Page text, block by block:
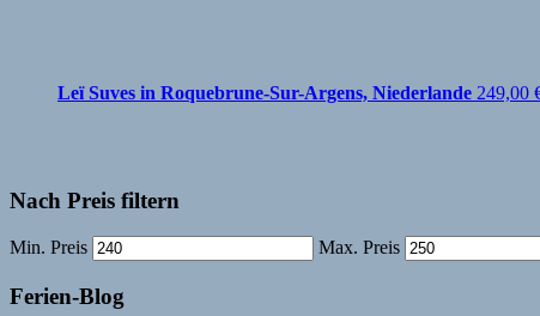
Leï Suves in Roquebrune-Sur-Argens, Niederlande 249,00
Nach Preis filtern
Min. Preis Max. Preis
Ferien-Blog